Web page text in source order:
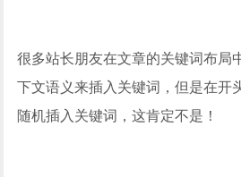
很多站长朋友在文章的关键词布局
下文语义来插入关键词，但是在开
随机插入关键词，这肯定不是！